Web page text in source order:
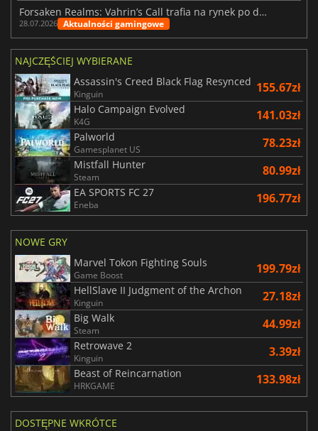
Forsaken Realms: Vahrin’s Call trafia na rynek po dziesięciu latach prac
28.07.2026 Aktualności gamingowe
NAJCZĘŚCIEJ WYBIERANE
Assassin's Creed Black Flag Resynced
Kinguin 155.67zł
Halo Campaign Evolved
K4G 141.03zł
Palworld
Gamesplanet US 78.23zł
Mistfall Hunter
Steam 80.99zł
EA SPORTS FC 27
Eneba 196.77zł
NOWE GRY
Marvel Tokon Fighting Souls
Game Boost 199.79zł
HellSlave II Judgment of the Archon
Kinguin 27.18zł
Big Walk
Steam 44.99zł
Retrowave 2
Kinguin 3.39zł
Beast of Reincarnation
HRKGAME 133.98zł
DOSTĘPNE WKRÓTCE